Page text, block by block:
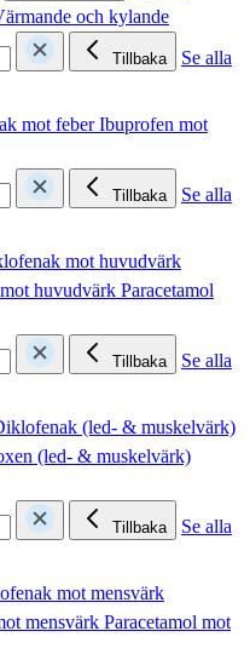
och kylande
Tillbaka
Se alla
mot feberIbuprofen mot
Tillbaka
Se alla
mot huvudvärk
huvudvärk Paracetamol
Tillbaka
Se alla
(led- & muskelvärk)
(led- & muskelvärk)
Tillbaka
Se alla
mot mensvärk
mensvärk Paracetamol mot